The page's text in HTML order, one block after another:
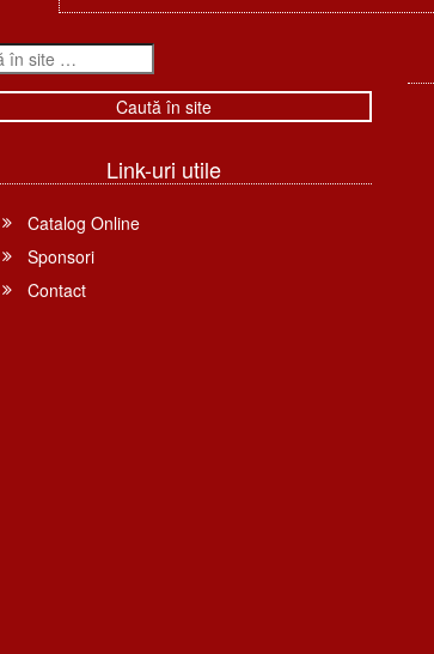
Link-uri utile
Catalog Online
Sponsori
Contact